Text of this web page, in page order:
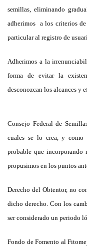
semillas, eliminando
adherimos a los criterios
particular al registro de
Adherimos a la
forma de evitar la
desconozcan los alcances y
Consejo Federal de
cuales se lo crea, y como
probable que incorporando
propusimos en los puntos
Derecho del Obtentor, no
dicho derecho. Con los
ser considerado un periodo
Fondo de Fomento al